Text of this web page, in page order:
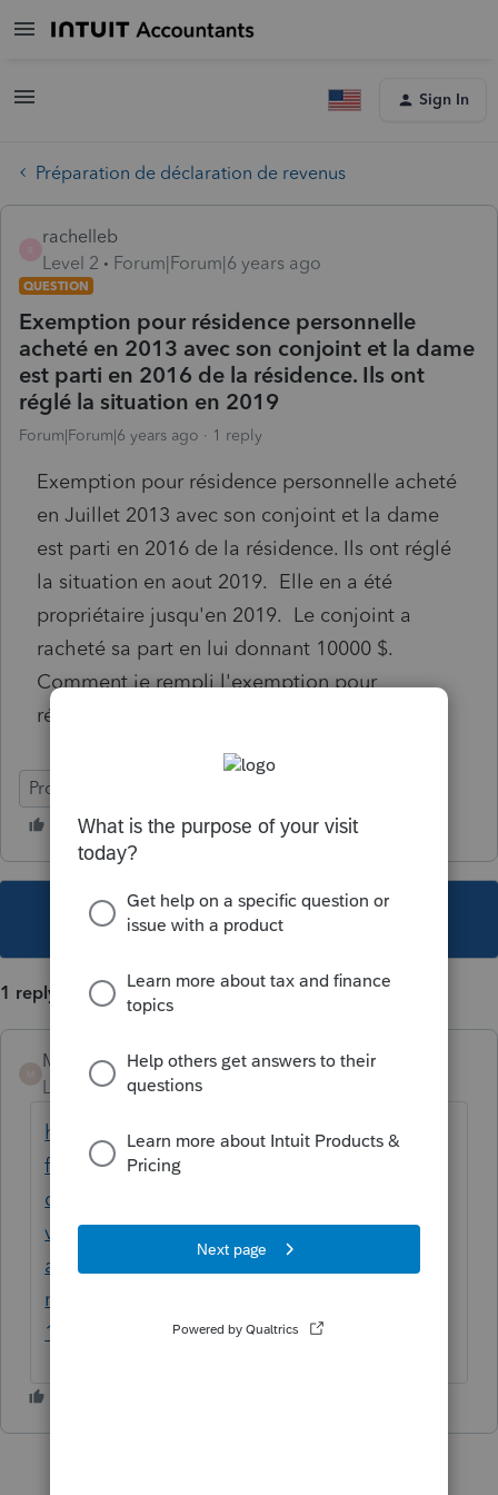
Sign In
Préparation de déclaration de revenus
rachelleb
Level 2
Forum|Forum|6 years ago
QUESTION
Exemption pour résidence personnelle
acheté en 2013 avec son conjoint et la dame
est parti en 2016 de la résidence. Ils ont
réglé la situation en 2019
Forum|Forum|6 years ago 1 reply
Exemption pour résidence personnelle acheté
en Juillet 2013 avec son conjoint et la dame
est parti en 2016 de la résidence. Ils ont réglé
la situation en aout 2019. Elle en a été
propriétaire jusqu'en 2019. Le conjoint a
racheté sa part en lui donnant 10000 $.
Comment je rempli l'exemption pour
résidence personnelle?
ProFile (Canada)
This topic has been closed for replies.
1 reply
Mario B
Level 11
Forum|Forum|6 years ago
https://profile-
fr.community.intuit.ca/articles/1856480-
changements-relatifs-a-la-declaration-de-la-
vente-d-une-residence-principale-dans-l-
annexe-3-pour-l-annee-d-imposition-2017?
modified_at=2020-03-
12+13%3A06%3A29+UTC